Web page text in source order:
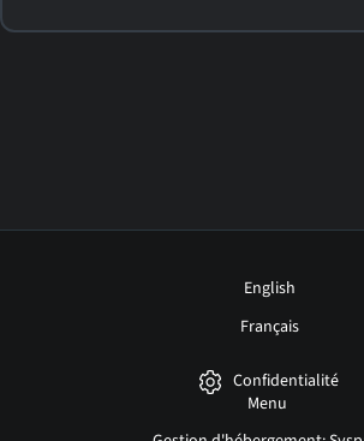
English
Français
Confidentialité
Menu